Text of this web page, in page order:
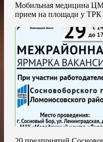
Мобильная медицина
прием на площади у ТРК